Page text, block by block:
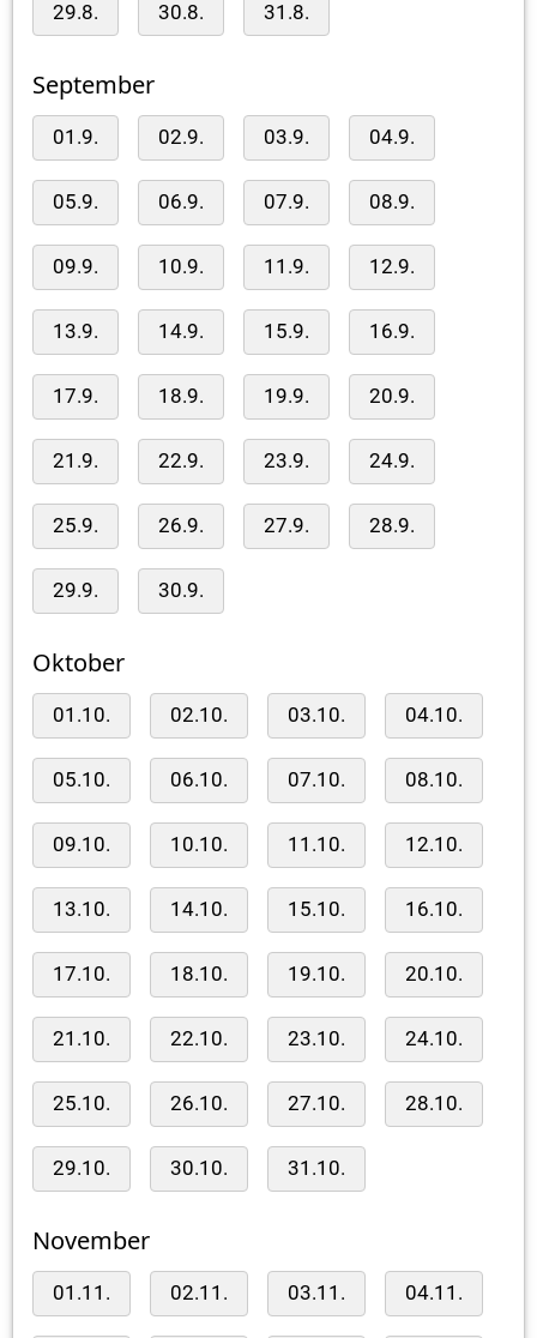
29.8. 30.8. 31.8.
September
01.9. 02.9. 03.9. 04.9.
05.9. 06.9. 07.9. 08.9.
09.9. 10.9. 11.9. 12.9.
13.9. 14.9. 15.9. 16.9.
17.9. 18.9. 19.9. 20.9.
21.9. 22.9. 23.9. 24.9.
25.9. 26.9. 27.9. 28.9.
29.9. 30.9.
Oktober
01.10. 02.10. 03.10. 04.10.
05.10. 06.10. 07.10. 08.10.
09.10. 10.10. 11.10. 12.10.
13.10. 14.10. 15.10. 16.10.
17.10. 18.10. 19.10. 20.10.
21.10. 22.10. 23.10. 24.10.
25.10. 26.10. 27.10. 28.10.
29.10. 30.10. 31.10.
November
01.11. 02.11. 03.11. 04.11.